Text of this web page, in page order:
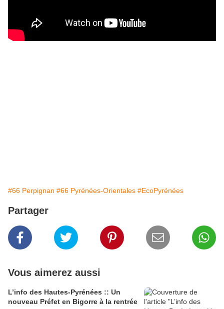
#66 Perpignan #66 Pyrénées-Orientales #EcoPyrénées
Partager
Vous aimerez aussi
L’info des Hautes-Pyrénées :: Un
nouveau Préfet en Bigorre à la rentrée